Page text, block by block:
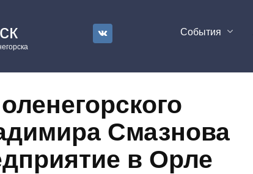
События
Смазнова
в Орле